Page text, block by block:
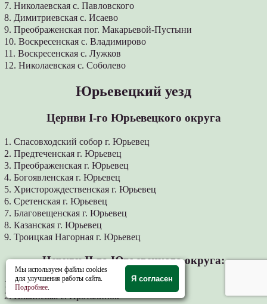
7. Николаевская с. Павловского
8. Димитриевская с. Исаево
9. Преображенская пог. Макарьевой-Пустыни
10. Воскресенская с. Владимирово
11. Воскресенская с. Лужков
12. Николаевская с. Соболево
Юрьевецкий уезд
Цернви І-го Юрьевецкого округа
1. Спасовходский собор г. Юрьевец
2. Предтеченская г. Юрьевец
3. Преображенская г. Юрьевец
4. Богоявленская г. Юрьевец
5. Христорождественская г. Юрьевец
6. Сретенская г. Юрьевец
7. Благовещенская г. Юрьевец
8. Казанская г. Юрьевец
9. Троицкая Нагорная г. Юрьевец
Церкви II-го Юрьевецкого округа:
1. Крестовоздвиженская с. Воли
2. Ильинская с. Проталинок
Мы используем файлы cookies
для улучшения работы сайта.
Подробнее.
Я согласен